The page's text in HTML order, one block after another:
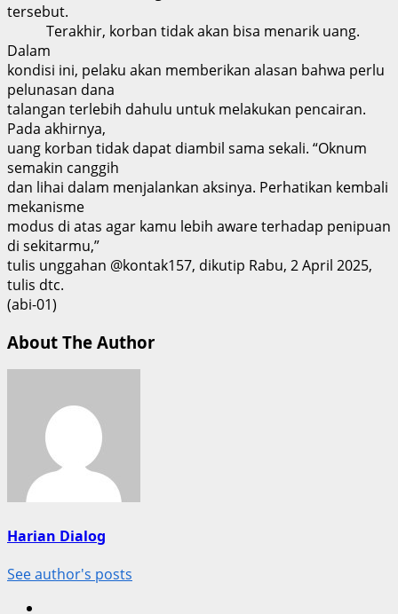
tersebut.
Terakhir, korban tidak akan bisa menarik uang.
Dalam
kondisi ini, pelaku akan memberikan alasan bahwa perlu
pelunasan dana
talangan terlebih dahulu untuk melakukan pencairan.
Pada akhirnya,
uang korban tidak dapat diambil sama sekali. “Oknum
semakin canggih
dan lihai dalam menjalankan aksinya. Perhatikan kembali
mekanisme
modus di atas agar kamu lebih aware terhadap penipuan
di sekitarmu,”
tulis unggahan @kontak157, dikutip Rabu, 2 April 2025,
tulis dtc.
(abi-01)
About The Author
Harian Dialog
See author's posts